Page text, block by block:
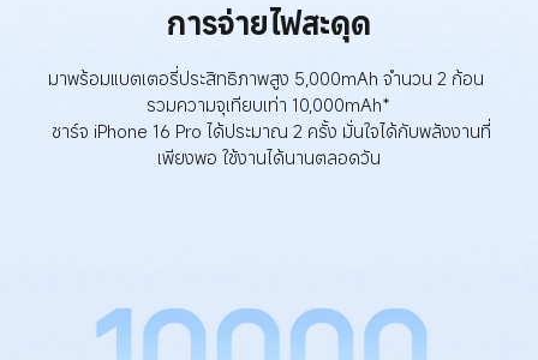
การจ่ายไฟสะดุด
มาพร้อมแบตเตอรี่ประสิทธิภาพสูง 5,000mAh จำนวน 2 ก้อน
รวมความจุเทียบเท่า 10,000mAh*
เพียงพอ ใช้งานได้นานตลอดวัน